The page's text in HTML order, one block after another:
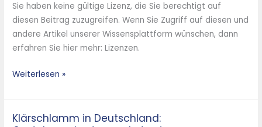
Sie haben keine gültige Lizenz, die Sie berechtigt auf
diesen Beitrag zuzugreifen. Wenn Sie Zugriff auf diesen und
andere Artikel unserer Wissensplattform wünschen, dann
erfahren Sie hier mehr: Lizenzen.
in
Deutschland
bis
2030
der
Weiterlesen »
Klärschlamm in Deutschland:
Klärschlamm